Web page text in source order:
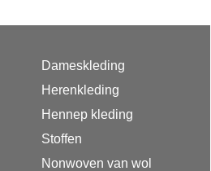
Dameskleding
Herenkleding
Hennep kleding
Stoffen
Nonwoven van wol